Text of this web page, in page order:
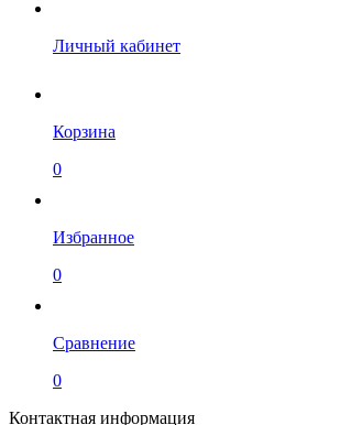
Личный кабинет
Корзина
0
Избранное
0
Сравнение
0
Контактная информация